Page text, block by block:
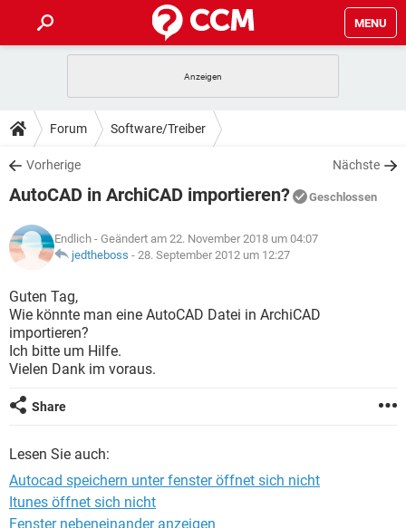
MENU
ANDROID IOS
WINDOWS 10
WHATSAPP TIKTOK
FACEBOOK
TIPPS & TRICKS
SPIELE
WHATSAPP TIKTOK
DOWNLOADS
SPIELE STREAMING
ANDROID
WINDOWS 10 INSTAGRAM
WHATSAPP
FACEBOOK HARDWARE
SPIELE STREAMING
WINDOWS 10
WHATSAPP
FACEBOOK
LEXIKON
SPIELE
ANDROID IOS
WINDOWS 10
FACEBOOK
Forum Software/Treiber
Vorherige Nächste
AutoCAD in ArchiCAD importieren? Geschlossen
Endlich - Geändert am 22. November 2018 um 04:07
jedtheboss - 28. September 2012 um 12:27
Guten Tag,
Wie könnte man eine AutoCAD Datei in ArchiCAD
importieren?
Ich bitte um Hilfe.
Vielen Dank im voraus.
Share
Lesen Sie auch:
Autocad speichern unter fenster öffnet sich nicht
Itunes öffnet sich nicht
Fenster nebeneinander anzeigen